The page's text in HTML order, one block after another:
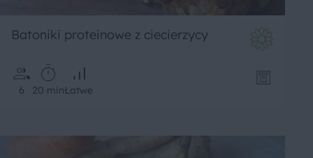
Batoniki proteinowe z ciecierzycy
6 20 minŁatwe